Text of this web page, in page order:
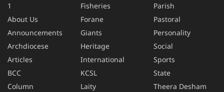
1
About Us
Announcements
Archdiocese
Articles
BCC
Column
Fisheries
Forane
Giants
Heritage
International
KCSL
Laity
Parish
Pastoral
Personality
Social
Sports
State
Theera Desham